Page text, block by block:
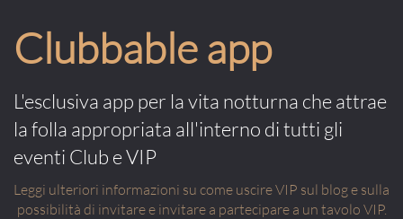
Clubbable app
L'esclusiva app per la vita notturna che attrae
la folla appropriata all'interno di tutti gli
eventi Club e VIP
Leggi ulteriori informazioni su come uscire VIP sul blog e sulla
possibilità di invitare e invitare a partecipare a un tavolo VIP.